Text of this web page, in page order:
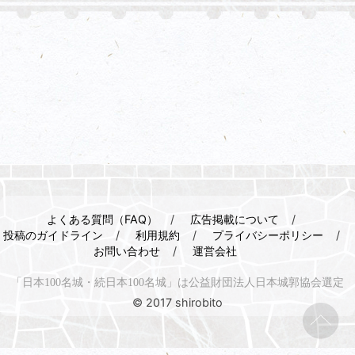
よくある質問（FAQ）
広告掲載について
投稿のガイドライン
利用規約
プライバシーポリシー
お問い合わせ
運営会社
「日本100名城・続日本100名城」は公益財団法人日本城郭協会選定
© 2017 shirobito